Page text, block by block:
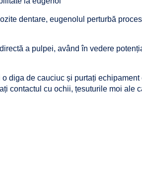
dentare, eugenolul perturbă
a pulpei, având în vedere
diga de cauciuc și purtați echipament
contactul cu ochii, țesuturile moi ale